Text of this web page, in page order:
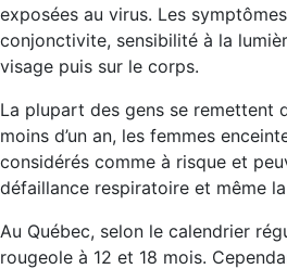
exposées au virus. Les
conjonctivite, sensibilité à la
visage puis sur le corps.
La plupart des gens se remettent
moins d’un an, les femmes
considérés comme à risque et
défaillance respiratoire et même
Au Québec, selon le calendrier
rougeole à 12 et 18 mois.